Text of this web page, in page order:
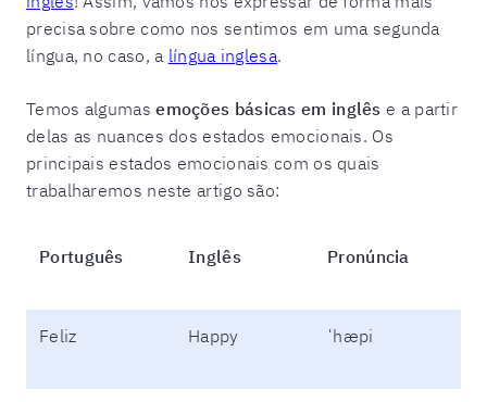
precisa sobre como nos sentimos em uma segunda
língua, no caso, a língua inglesa.
Temos algumasemoções básicas em inglês e a partir
delas as nuances dos estados emocionais. Os
principais estados emocionais com os quais
trabalharemos neste artigo são:
Português Inglês Pronúncia
Feliz Happy ˈhæpi